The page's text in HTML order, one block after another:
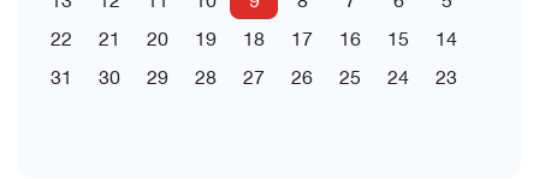
14
15
16
17
18
19
20
21
22
23
24
25
26
27
28
29
30
31